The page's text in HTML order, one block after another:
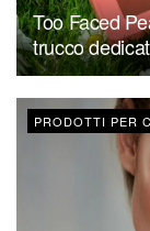
Too Faced
trucco
PRODOTTI PER